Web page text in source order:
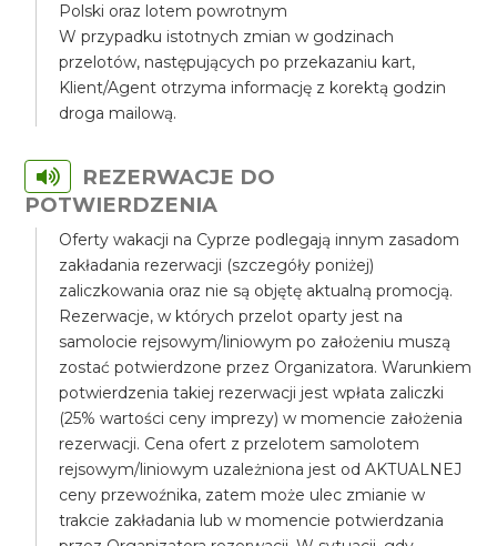
Polski oraz lotem powrotnym
W przypadku istotnych zmian w godzinach
przelotów, następujących po przekazaniu kart,
Klient/Agent otrzyma informację z korektą godzin
droga mailową.
REZERWACJE DO
POTWIERDZENIA
Oferty wakacji na Cyprze podlegają innym zasadom
zakładania rezerwacji (szczegóły poniżej)
zaliczkowania oraz nie są objętę aktualną promocją.
Rezerwacje, w których przelot oparty jest na
samolocie rejsowym/liniowym po założeniu muszą
zostać potwierdzone przez Organizatora. Warunkiem
potwierdzenia takiej rezerwacji jest wpłata zaliczki
(25% wartości ceny imprezy) w momencie założenia
rezerwacji. Cena ofert z przelotem samolotem
rejsowym/liniowym uzależniona jest od AKTUALNEJ
ceny przewoźnika, zatem może ulec zmianie w
trakcie zakładania lub w momencie potwierdzania